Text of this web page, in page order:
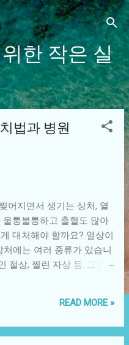
건너뛰기
한 작은 실
법과 병원
어지면서 생기는 상처, 열
퉁불퉁하고 출혈도 많아
대처해야 할까요? 열상이
에는 여러 종류가 있습니
절상, 찔린 자상 등. 그중
특징입니다. 날카로운 칼
처가 더 깊고 지저분하며
하지 않으면 출혈과 감염
READ MORE »